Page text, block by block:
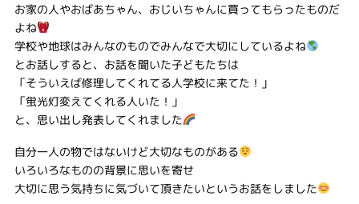
お家の人やおばあちゃん、おじいちゃんに買ってもらったものだ
よね
学校や地球はみんなのものでみんなで大切にしているよね
とお話しすると、お話を聞いた子どもたちは
「そういえば修理してくれてる人学校に来てた！」
「蛍光灯変えてくれる人いた！」
と、思い出し発表してくれました
自分一人の物ではないけど大切なものがある
いろいろなものの背景に思いを寄せ
大切に思う気持ちに気づいて頂きたいというお話をしました